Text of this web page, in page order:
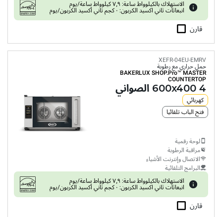
الاستهلاك بالكيلوواط ساعة: ٧٫٩ كيلوواط ساعة/يوم
انبعاثات ثاني اكسيد الكربون: ٠ كجم ثاني أكسيد الكربون/يوم
قارن
XEFR-04EU-EMRV
حمل حراري مع رطوبة
BAKERLUX SHOP.Pro™ MASTER
COUNTERTOP
4 600x400 الصواني
كهربائي
فتح الباب تلقائيا
لوحة رقمية
مراقبة الرطوبة
الاتصال وإنترنت الأشياء
البرامج التلقائية
الاستهلاك بالكيلوواط ساعة: ٧٫٩ كيلوواط ساعة/يوم
انبعاثات ثاني اكسيد الكربون: ٠ كجم ثاني أكسيد الكربون/يوم
قارن